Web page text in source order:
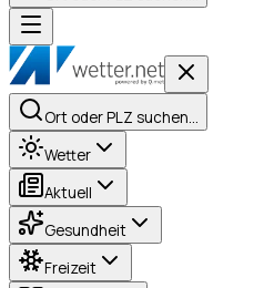
Ort oder PLZ suchen…
Wetter
Aktuell
Gesundheit
Freizeit